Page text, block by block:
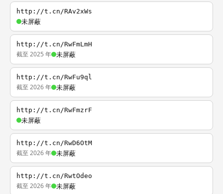
http://t.cn/RAv2xWs
未屏蔽
http://t.cn/RwFmLmH
截至 2025 年 未屏蔽
http://t.cn/RwFu9ql
截至 2026 年 未屏蔽
http://t.cn/RwFmzrF
未屏蔽
http://t.cn/RwD6OtM
截至 2026 年 未屏蔽
http://t.cn/RwtOdeo
截至 2026 年 未屏蔽